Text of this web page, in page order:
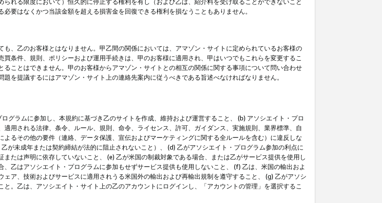
れる限度において）恒久的に停止する権利を有し（および乙は、紹介料を受け取ることができないこと
要はなくかつ当該金額を超える損害金を回復できる権利を損なうこともありません。
、乙のお客様とはなりません。甲乙間の関係においては、アマゾン・サイトに定められているお客様の
条件、規則、ポリシーおよび運用手続きは、甲のお客様に適用され、甲はいつでもこれらを変更するこ
ことはできません。甲のお客様からアマゾン・サイトとの相互の関係に関する事項について問い合わせ
を提議するにはアマゾン・サイト上の連絡先案内に従うべきである旨述べなければなりません。
グラムに参加し、本規約に基づき乙のサイトを作成、維持および運営すること、 (b) アソシエイト・プロ
用される法律、条令、ルール、規則、命令、ライセンス、許可、ガイダンス、実施規則、業界標準、自
るその他の要件（連絡、データ保護、宣伝およびマーケティングに関する全ルールを含む）に違反しな
が未成年または契約締結が法的に阻止されないこと）、 (d) 乙がアソシエイト・プログラム参加の利点に
たは声明に依存していないこと、 (e) 乙が米国の制裁対象である場合、または乙がサービス提供を使用し
乙はアソシエイト・プログラムに参加もせずサービス提供も使用しないこと、 (f) 乙は、米国の輸出およ
ア、技術およびサービスに適用されうる米国外の輸出および再輸出規制を遵守すること、 (g) 乙がアソシ
。乙は、アソシエイト・サイト上の乙のアカウントにログインし、「アカウントの管理」を選択するこ